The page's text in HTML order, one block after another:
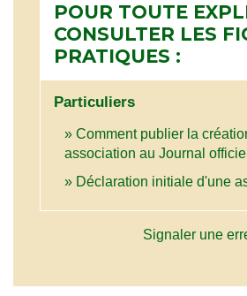
POUR TOUTE
CONSULTER LES
PRATIQUES :
Particuliers
Comment publier la
association au Journal
Déclaration initiale d'une
Signaler une